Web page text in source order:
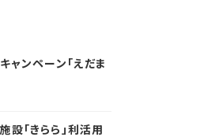
ャンペーン「えだま
「きらら」利活用